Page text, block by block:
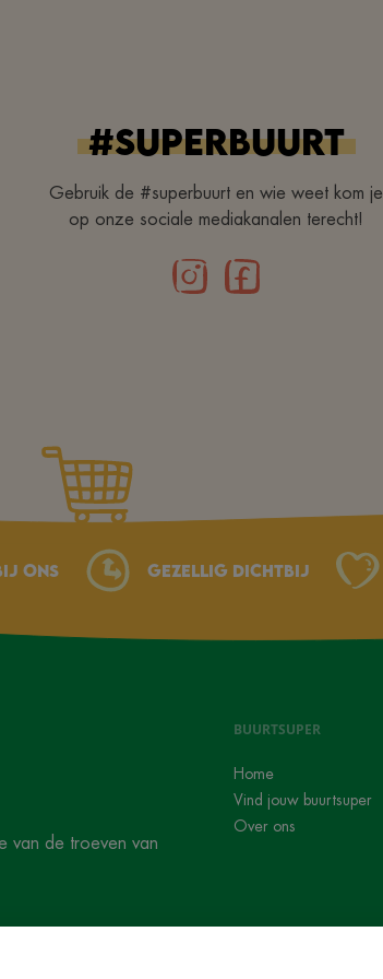
#superbuurt
Gebruik de #superbuurt en wie weet kom je
op onze sociale mediakanalen terecht!
ons Gezellig dichtbij
van de troeven van
BUURTSUPER
Home
Vind jouw buurtsuper
Over ons